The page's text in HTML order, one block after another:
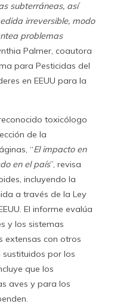
subterráneas, así
irreversible, modo
problemas
Palmer, coautora
para Pesticidas del
en EEUU para la
toxicólogo
de la
“El impacto en
en el país”, revisa
incluyendo la
a través de la Ley
El informe evalúa
y los sistemas
extensas con otros
por los
que los
aves y para los